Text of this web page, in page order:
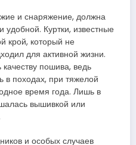
и снаряжение, должна
Куртки, известные
крой, который не
для активной жизни.
пошива, ведь
походах, при тяжелой
время года. Лишь в
вышивкой или
и особых случаев